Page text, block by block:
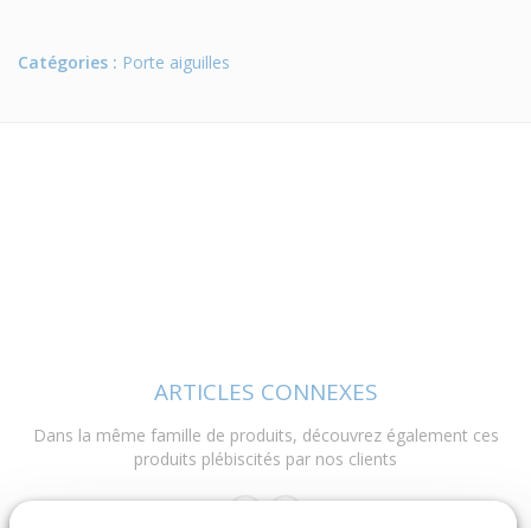
Catégories : Porte aiguilles
ARTICLES CONNEXES
Dans la même famille de produits, découvrez également ces
produits plébiscités par nos clients